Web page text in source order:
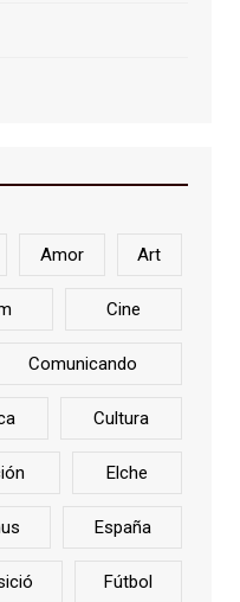
Amor Art
Cine
Comunicando
Cultura
Elche
España
Fútbol